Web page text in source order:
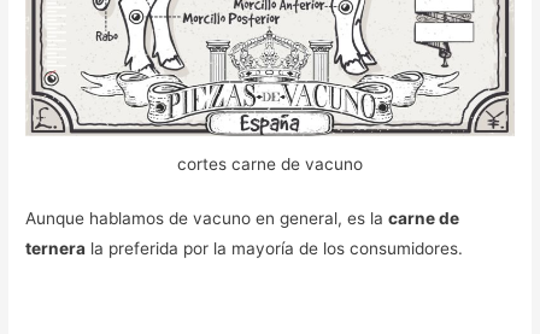
cortes carne de vacuno
Aunque hablamos de vacuno en general, es lacarne de
ternera la preferida por la mayoría de los consumidores.